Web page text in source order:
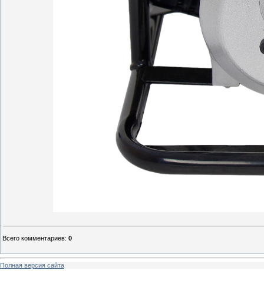
Всего комментариев: 0
Полная версия сайта